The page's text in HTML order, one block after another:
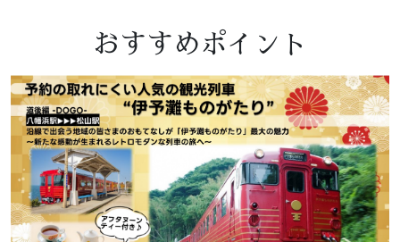
おすすめポイント